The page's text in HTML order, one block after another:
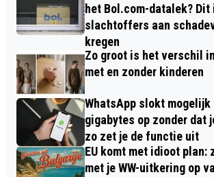
het Bol.com-datalek? Dit
slachtoffers aan
kregen
Zo groot is het verschil
met en zonder kinderen
WhatsApp slokt
gigabytes op zonder dat
zo zet je de functie uit
EU komt met idioot plan:
met je WW-uitkering op